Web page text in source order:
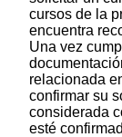
cursos de la
encuentra
Una vez
relacionada
confirmar su
considerada
esté